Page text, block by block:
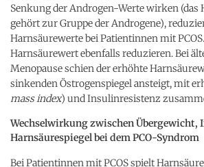
Senkung der Androgen-Werte wirken
gehört zur Gruppe der Androgene),
Harnsäurewerte bei Patientinnen mit
Harnsäurewert ebenfalls reduzieren. Bei
Menopause schien der erhöhte
sinkenden Östrogenspiegel ansteigt, mit
mass index) und Insulinresistenz
Wechselwirkung zwischen Übergewicht,
Harnsäurespiegel bei dem PCO-Syndrom
Bei Patientinnen mit PCOS spielt